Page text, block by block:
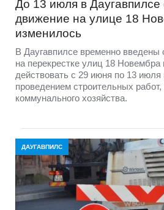
До 13 июля в Даугавпилсе
движение на улице 18
изменилось
В Даугавпилсе временно введены
на перекрестке улиц 18
действовать с 29 июня по 13 июля
проведением строительных
коммунального хозяйства.
ДАУГАВПИЛС